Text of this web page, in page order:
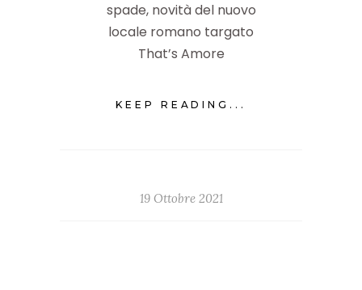
spade, novità del nuovo
locale romano targato
That’s Amore
KEEP READING...
19 Ottobre 2021